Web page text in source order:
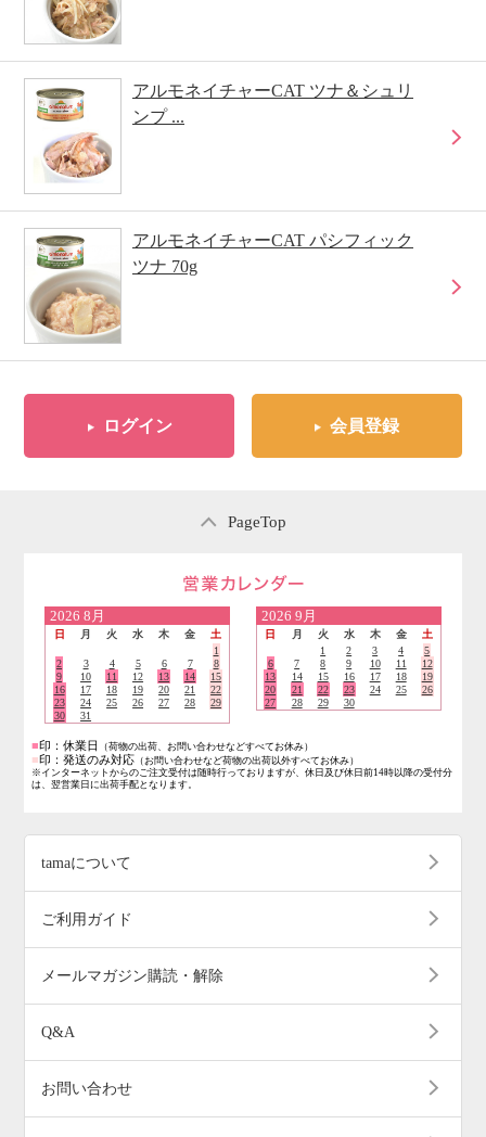
アルモネイチャーCAT ツナ＆シュリ
ンプ ...
アルモネイチャーCAT パシフィック
ツナ 70g
ログイン 会員登録
PageTop
2026 8月
日 月 火 水 木 金
土
1
2
3 4 5 6 7
8
9
10 11 12 13 14
15
16
17 18 19 20 21
22
23
24 25 26 27 28
29
30
31
2026 9月
日 月 火 水 木 金
土
1
2 3 4
5
6
7 8 9 10 11
12
13
14 15 16 17 18
19
20
21 22 23 24 25
26
27
28 29 30
■印：休業日 （荷物の出荷、お問い合わせなどすべてお休み）
■印：発送のみ対応 （お問い合わせなど荷物の出荷以外すべてお休み）
※インターネットからのご注文受付は随時行っておりますが、休日及び休日前14時以降の受付分
は、翌営業日に出荷手配となります。
tamaについて
ご利用ガイド
メールマガジン購読・解除
Q&A
お問い合わせ